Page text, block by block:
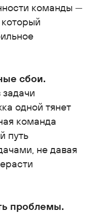
команды —
сбои.
одной тянет
команда
путь
не давая
проблемы.